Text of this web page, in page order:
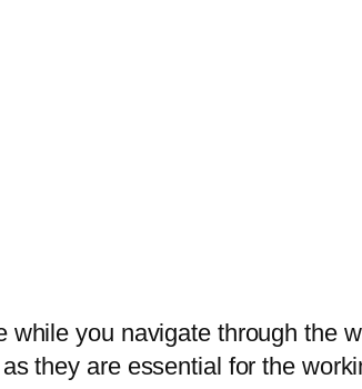
you navigate through the
they are essential for the